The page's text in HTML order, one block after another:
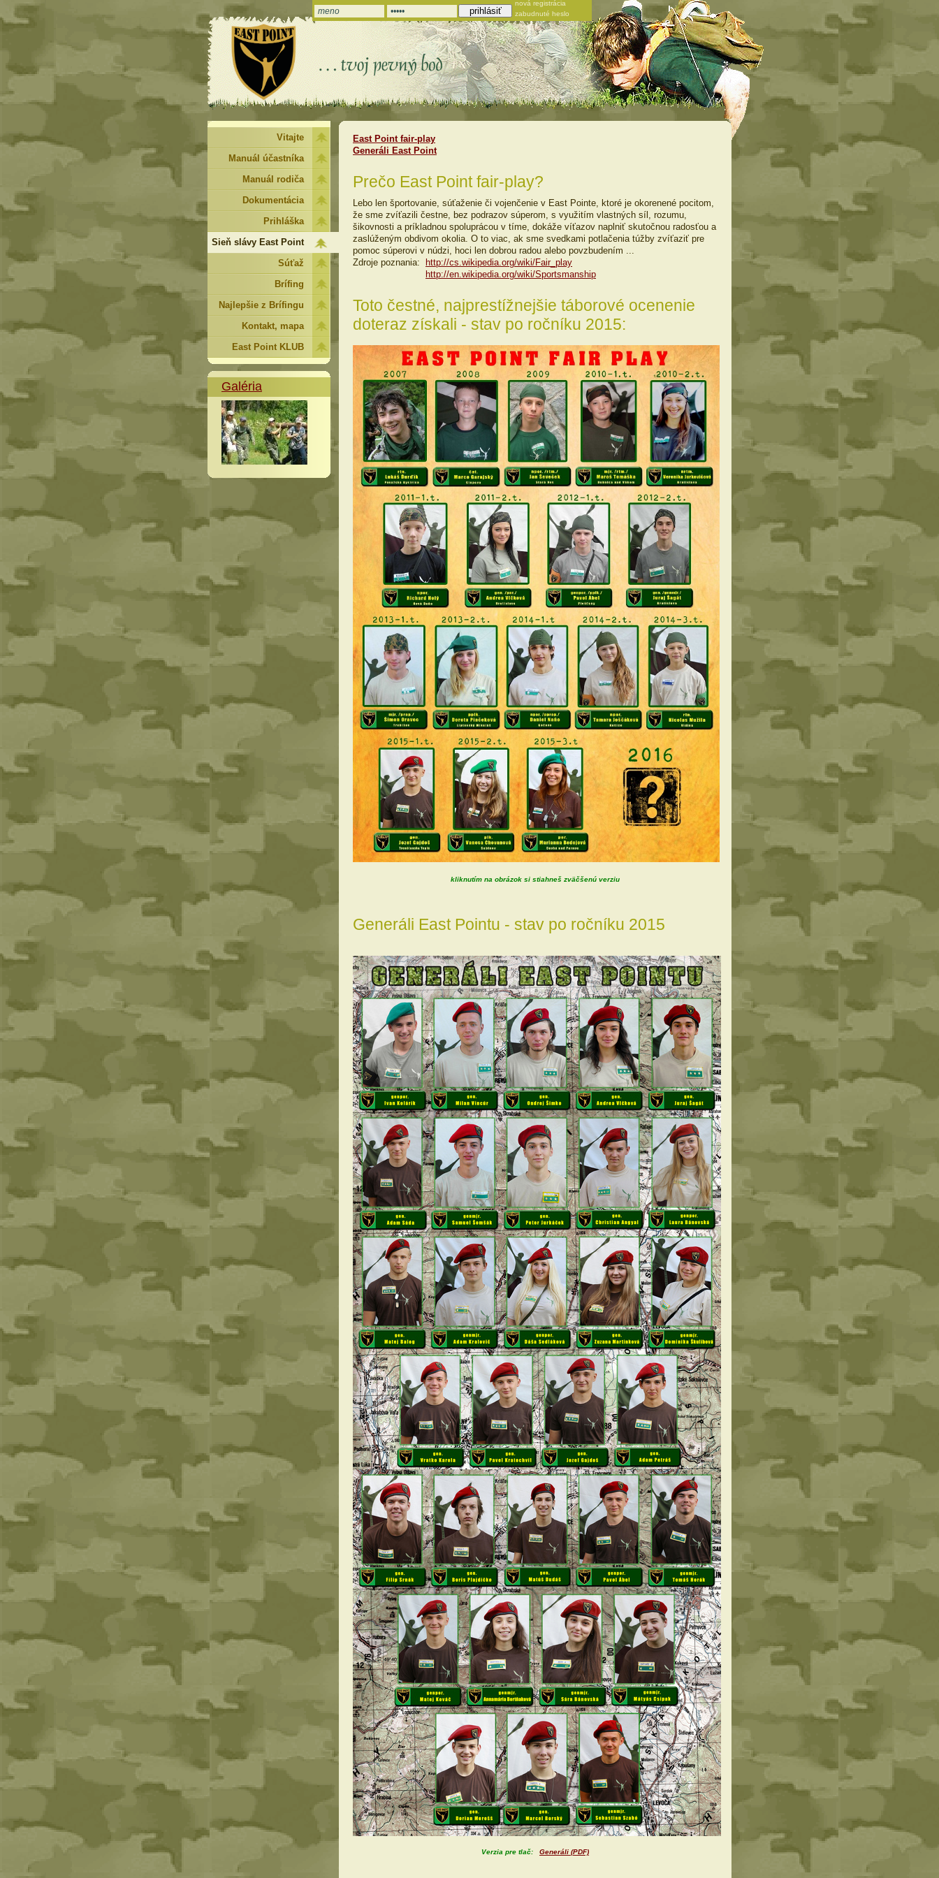
nová registrácia
zabudnuté heslo
East Point fair-play
Generáli East Point
Prečo East Point fair-play?
Lebo len športovanie, súťaženie či vojenčenie v East Pointe, ktoré je okorenené pocitom,
že sme zvíťazili čestne, bez podrazov súperom, s využitím vlastných síl, rozumu,
šikovnosti a príkladnou spoluprácou v tíme, dokáže víťazov naplniť skutočnou radosťou a
zaslúženým obdivom okolia. O to viac, ak sme svedkami potlačenia túžby zvíťaziť pre
pomoc súperovi v núdzi, hoci len dobrou radou alebo povzbudením ...
Zdroje poznania:
http://cs.wikipedia.org/wiki/Fair_play
http://en.wikipedia.org/wiki/Sportsmanship
Toto čestné, najprestížnejšie táborové ocenenie
doteraz získali - stav po ročníku 2015:
kliknutím na obrázok si stiahneš zväčšenú verziu
Generáli East Pointu - stav po ročníku 2015
Verzia pre tlač: Generáli (PDF)
Vitajte
Manuál účastníka
Manuál rodiča
Dokumentácia
Prihláška
Sieň slávy East Point
Súťaž
Brífing
Najlepšie z Brífingu
Kontakt, mapa
East Point KLUB
Galéria